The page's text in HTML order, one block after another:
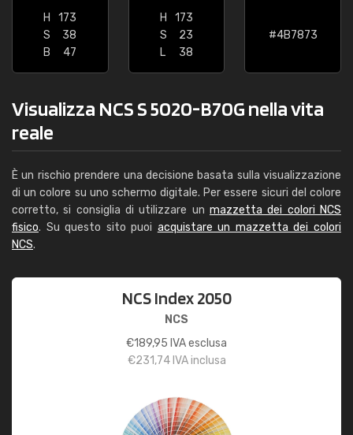
H
173
S
38
B
47
H
173
S
23
L
38
#4B7873
Visualizza NCS S 5020-B70G nella vita
reale
È un rischio prendere una decisione basata sulla visualizzazione
di un colore su uno schermo digitale. Per essere sicuri del colore
corretto, si consiglia di utilizzare un mazzetta dei colori NCS
fisico. Su questo sito puoi acquistare un mazzetta dei colori
NCS.
NCS Index 2050
NCS
€189,95 IVA esclusa
€231,74IVA inclusa